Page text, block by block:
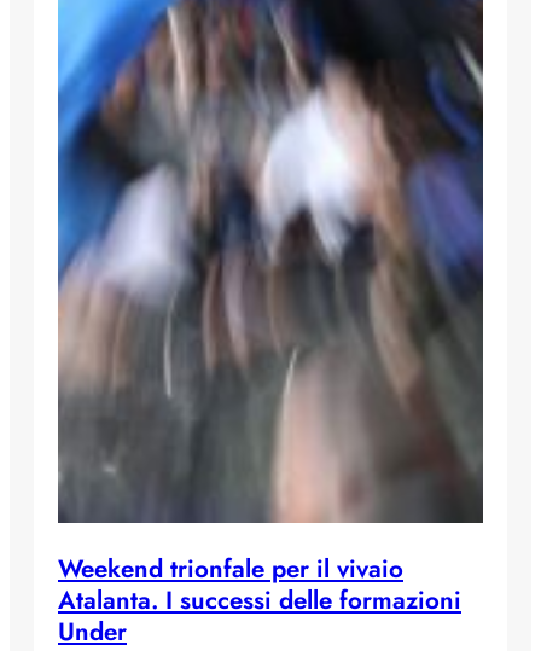
Weekend trionfale per il vivaio
Atalanta. I successi delle formazioni
Under